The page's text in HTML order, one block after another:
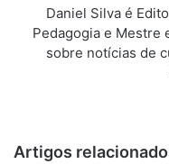
Daniel Silva é
Pedagogia e Mestre
sobre notícias de
Artigos